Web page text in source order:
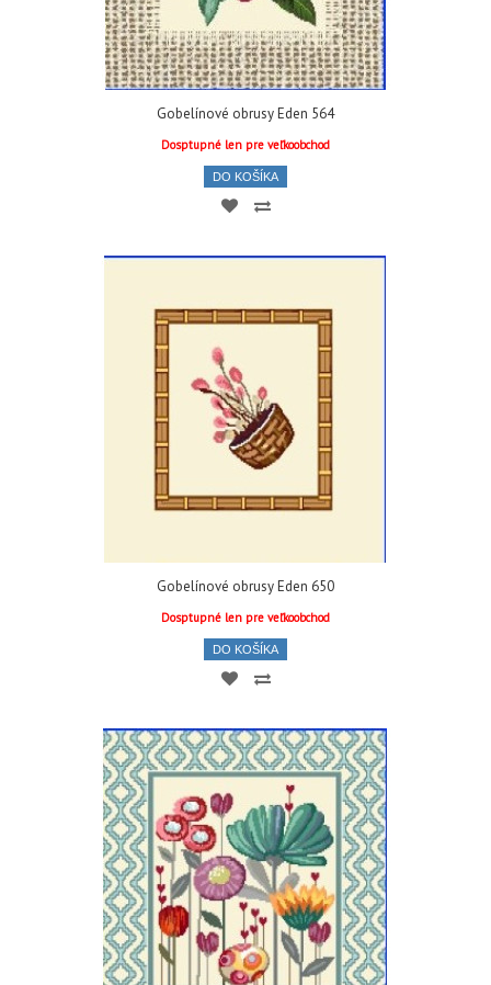
Gobelínové obrusy Eden 564
Dosptupné len pre veľkoobchod
DO KOŠÍKA
Gobelínové obrusy Eden 650
Dosptupné len pre veľkoobchod
DO KOŠÍKA